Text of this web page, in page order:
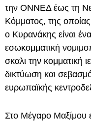
την ΟΝΝΕΔ έως τη
Κόμματος, της
ο Κυρανάκης είναι
εσωκομματική
σκαλι την κομματική
δικτύωση και
ευρωπαϊκής
Στο Μέγαρο Μαξίμου